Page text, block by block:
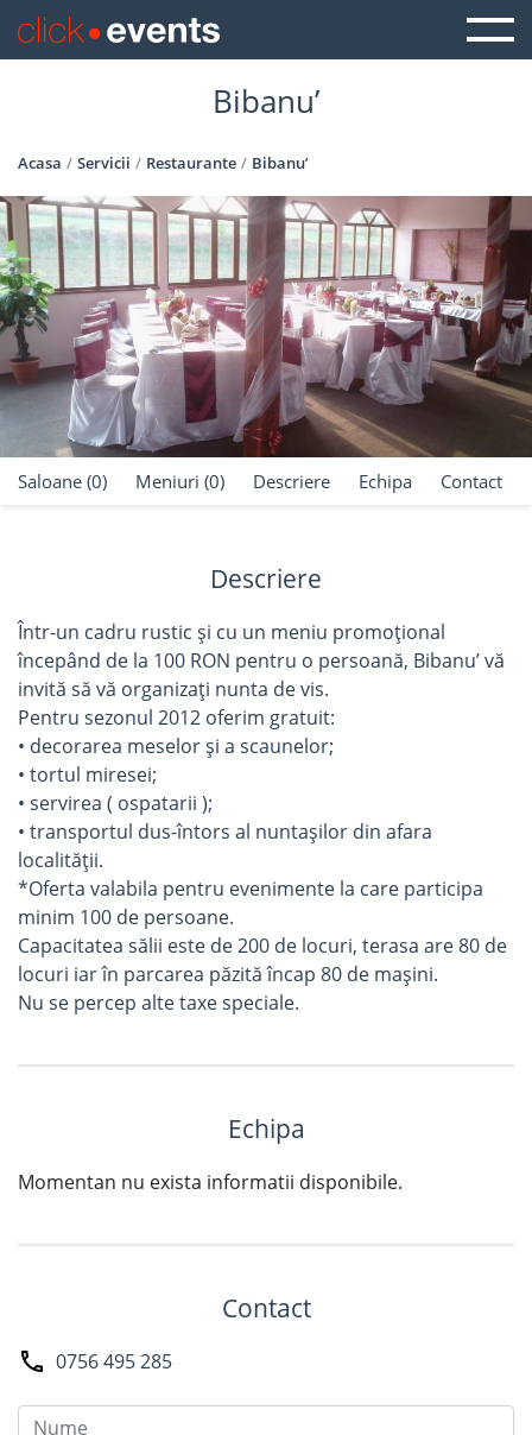
Bibanu’
Acasa Servicii Restaurante Bibanu’
Saloane (0) Meniuri (0) Descriere Echipa Contact
Descriere
Într-un cadru rustic şi cu un meniu promoţional
începând de la 100 RON pentru o persoană, Bibanu’ vă
invită să vă organizaţi nunta de vis.
Pentru sezonul 2012 oferim gratuit:
• decorarea meselor şi a scaunelor;
• tortul miresei;
• servirea ( ospatarii );
• transportul dus-întors al nuntaşilor din afara
localităţii.
*Oferta valabila pentru evenimente la care participa
minim 100 de persoane.
Capacitatea sălii este de 200 de locuri, terasa are 80 de
locuri iar în parcarea păzită încap 80 de maşini.
Nu se percep alte taxe speciale.
Echipa
Momentan nu exista informatii disponibile.
Contact
0756 495 285